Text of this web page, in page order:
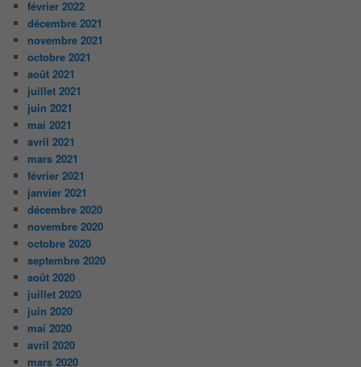
février 2022
décembre 2021
novembre 2021
octobre 2021
août 2021
juillet 2021
juin 2021
mai 2021
avril 2021
mars 2021
février 2021
janvier 2021
décembre 2020
novembre 2020
octobre 2020
septembre 2020
août 2020
juillet 2020
juin 2020
mai 2020
avril 2020
mars 2020